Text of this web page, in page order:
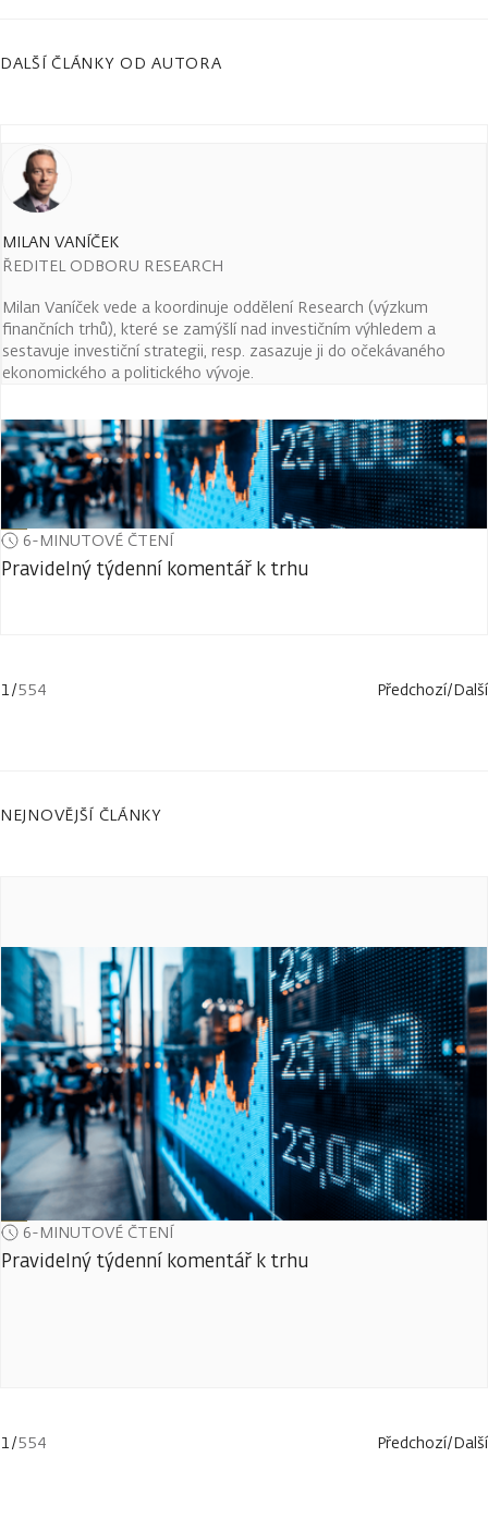
DALŠÍ ČLÁNKY OD AUTORA
MILAN VANÍČEK
ŘEDITEL ODBORU RESEARCH
Milan Vaníček vede a koordinuje oddělení Research (výzkum
finančních trhů), které se zamýšlí nad investičním výhledem a
sestavuje investiční strategii, resp. zasazuje ji do očekávaného
ekonomického a politického vývoje.
6-MINUTOVÉ ČTENÍ
Pravidelný týdenní komentář k trhu
1/554 Předchozí/Další
NEJNOVĚJŠÍ ČLÁNKY
6-MINUTOVÉ ČTENÍ
Pravidelný týdenní komentář k trhu
1/554 Předchozí/Další